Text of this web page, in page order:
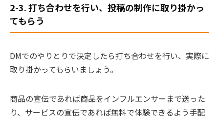
2-3. 打ち合わせを行い、投稿の制作に取り掛かっ
てもらう
DMでのやりとりで決定したら打ち合わせを行い、実際に
取り掛かってもらいましょう。
商品の宣伝であれば商品をインフルエンサーまで送った
り、サービスの宣伝であれば無料で体験できるよう手配